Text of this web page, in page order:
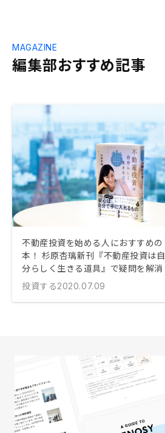
編集部おすすめ記事
MAGAZINE
不動産投資を始める人におすすめの
本！ 杉原杏璃新刊『不動産投資は自
分らしく生きる道具』で疑問を解消
投資する2020.07.09